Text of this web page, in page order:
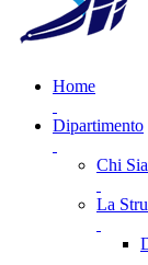
Home
Dipartimento
Chi
La